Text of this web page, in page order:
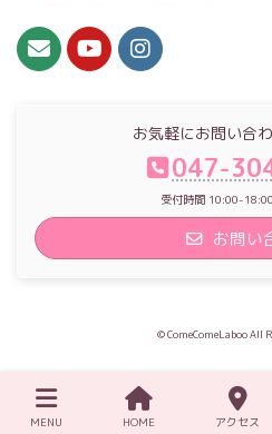
お気軽にお問い合
047-
受付時間 10:00-
お問い
© ComeComeLaboo All
MENU HOME アクセス